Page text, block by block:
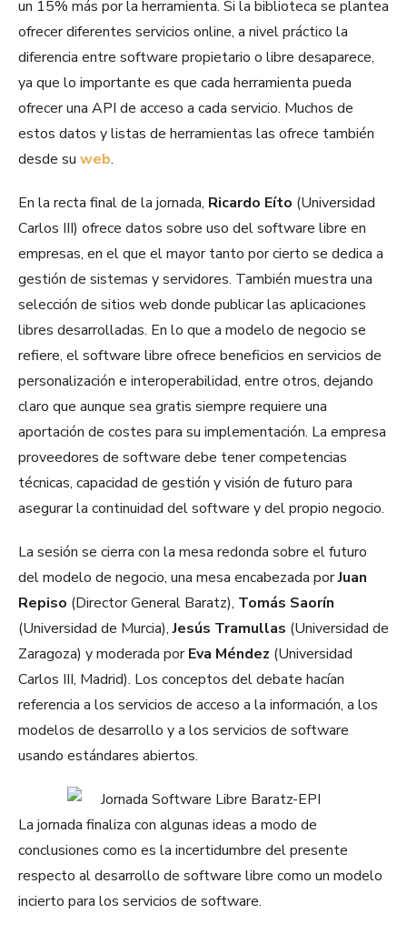
un 15% más por la herramienta. Si la biblioteca se plantea
ofrecer diferentes servicios online, a nivel práctico la
diferencia entre software propietario o libre desaparece,
ya que lo importante es que cada herramienta pueda
ofrecer una API de acceso a cada servicio. Muchos de
estos datos y listas de herramientas las ofrece también
desde su web.
En la recta final de la jornada, Ricardo Eíto (Universidad
Carlos III) ofrece datos sobre uso del software libre en
empresas, en el que el mayor tanto por cierto se dedica a
gestión de sistemas y servidores. También muestra una
selección de sitios web donde publicar las aplicaciones
libres desarrolladas. En lo que a modelo de negocio se
refiere, el software libre ofrece beneficios en servicios de
personalización e interoperabilidad, entre otros, dejando
claro que aunque sea gratis siempre requiere una
aportación de costes para su implementación. La empresa
proveedores de software debe tener competencias
técnicas, capacidad de gestión y visión de futuro para
asegurar la continuidad del software y del propio negocio.
La sesión se cierra con la mesa redonda sobre el futuro
del modelo de negocio, una mesa encabezada porJuan
Repiso (Director General Baratz), Tomás Saorín
(Universidad de Murcia),Jesús Tramullas (Universidad de
Zaragoza) y moderada porEva Méndez (Universidad
Carlos III, Madrid). Los conceptos del debate hacían
referencia a los servicios de acceso a la información, a los
modelos de desarrollo y a los servicios de software
usando estándares abiertos.
La jornada finaliza con algunas ideas a modo de
conclusiones como es la incertidumbre del presente
respecto al desarrollo de software libre como un modelo
incierto para los servicios de software.